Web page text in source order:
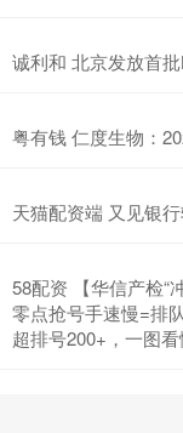
诚利和 北京发放首
粤有钱 仁度生物：
天猫配资端 又见银行
58配资 【华信产检“
零点抢号手速慢=排
超排号200+，一图